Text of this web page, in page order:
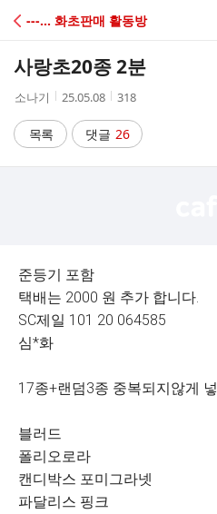
C
---… 화초판매 활동방
사랑초20종 2분
작
자
소나기
작
시
간
25.05.08
조
수
318
목록 댓글 26
준등기 포함
택배는 2000 원 추가 합니다.
SC제일 101 20 064585
심*화
17종+랜덤3종 중복되지않게
블러드
폴리오로라
캔디박스 포미그라넷
파달리스 핑크